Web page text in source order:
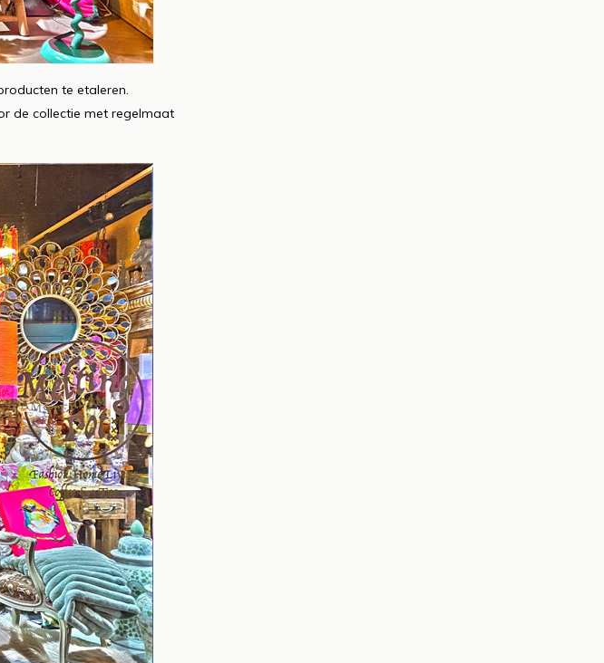
te etaleren.
de collectie met regelmaat